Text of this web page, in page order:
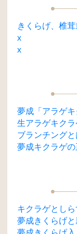
きくらげ、椎
x
x
夢成「アラゲキ
生アラゲキク
ブランチングと
夢成キクラゲ
キクラゲとし
夢成きくらげ